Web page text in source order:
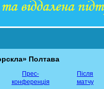
Полтава
Прес-
конференція
Після
матчу